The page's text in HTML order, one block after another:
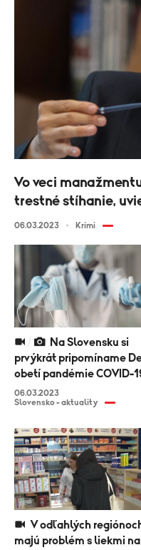
Vo veci
trestné stíhanie,
06.03.2023 Krimi
prvýkrát pripomíname
obetí pandémie COVID-
06.03.2023
Slovensko - aktuality
majú problém s liekmi na